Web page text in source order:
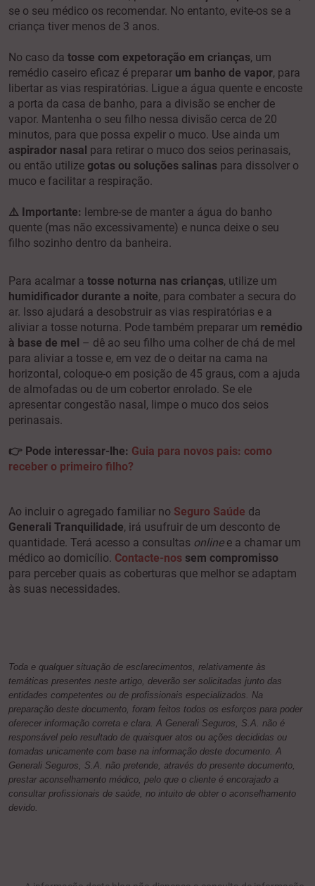
se o seu médico os recomendar. No entanto, evite-os se a
criança tiver menos de 3 anos.
No caso da tosse com expetoração em crianças, um
remédio caseiro eficaz é preparar um banho de vapor, para
libertar as vias respiratórias. Ligue a água quente e encoste
a porta da casa de banho, para a divisão se encher de
vapor. Mantenha o seu filho nessa divisão cerca de 20
minutos, para que possa expelir o muco. Use ainda um
aspirador nasal para retirar o muco dos seios perinasais,
ou então utilize gotas ou soluções salinas para dissolver o
muco e facilitar a respiração.
⚠️ Importante: lembre-se de manter a água do banho
quente (mas não excessivamente) e nunca deixe o seu
filho sozinho dentro da banheira.
Para acalmar a tosse noturna nas crianças, utilize um
humidificador durante a noite, para combater a secura do
ar. Isso ajudará a desobstruir as vias respiratórias e a
aliviar a tosse noturna. Pode também preparar um remédio
à base de mel – dê ao seu filho uma colher de chá de mel
para aliviar a tosse e, em vez de o deitar na cama na
horizontal, coloque-o em posição de 45 graus, com a ajuda
de almofadas ou de um cobertor enrolado. Se ele
apresentar congestão nasal, limpe o muco dos seios
perinasais.
👉 Pode interessar-lhe: Guia para novos pais: como
receber o primeiro filho?
Ao incluir o agregado familiar no Seguro Saúde da
Generali Tranquilidade, irá usufruir de um desconto de
quantidade. Terá acesso a consultas onlinee a chamar um
médico ao domicílio. Contacte-nos sem compromisso
para perceber quais as coberturas que melhor se adaptam
às suas necessidades.
Toda e qualquer situação de esclarecimentos, relativamente às
temáticas presentes neste artigo, deverão ser solicitadas junto das
entidades competentes ou de profissionais especializados. Na
preparação deste documento, foram feitos todos os esforços para poder
oferecer informação correta e clara. A Generali Seguros, S.A. não é
responsável pelo resultado de quaisquer atos ou ações decididas ou
tomadas unicamente com base na informação deste documento. A
Generali Seguros, S.A. não pretende, através do presente documento,
prestar aconselhamento médico, pelo que o cliente é encorajado a
consultar profissionais de saúde, no intuito de obter o aconselhamento
devido.